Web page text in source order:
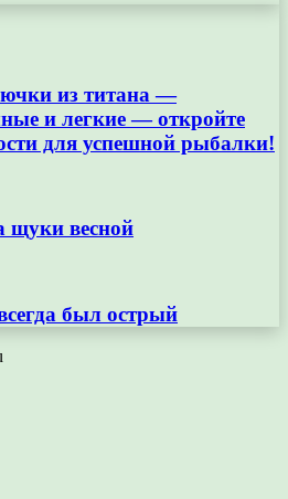
из титана —
и легкие — откройте
для успешной рыбалки!
щуки весной
был острый